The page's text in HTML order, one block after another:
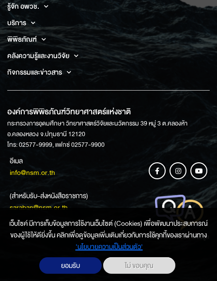
รู้จัก อพวช.
บริการ
พิพิธภัณฑ์
คลังความรู้และงานวิจัย
กิจกรรมและข่าวสาร
องค์การพิพิธภัณฑ์วิทยาศาสตร์แห่งชาติ
กระทรวงการอุดมศึกษา วิทยาศาสตร์วิจัยและนวัตกรรม 39 หมู่ 3 ต.คลองห้า
อ.คลองหลวง จ.ปทุมธานี 12120
โทร: 02577-9999, แฟกซ์ 02577-9900
อีเมล
info@nsm.or.th
(สำหรับรับ-ส่งหนังสือราชการ)
saraban@nsm.or.th
ช่องทางการสอบถามข้อมูล
เว็บไซค์ มีการเก็บข้อมูลการใช้งานเว็บไซต์ (Cookies) เพื่อพัฒนาประสบการณ์
ของผู้ใช้ให้ดียิ่งขึ้น คลิกเพื่อดูข้อมูลเพิ่มเติมเกี่ยวกับการใช้คุกกี้ของเราผ่านทาง
‘นโยบายความเป็นส่วนตัว'
ยอมรับ
ไม่ ขอบคุณ